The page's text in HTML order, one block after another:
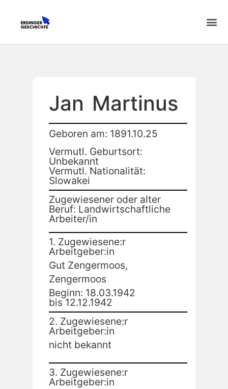
Jan Martinus
Geboren am: 1891.10.25
Vermutl. Geburtsort:
Unbekannt
Vermutl. Nationalität:
Slowakei
Zugewiesener oder alter
Beruf: Landwirtschaftliche
Arbeiter/in
1. Zugewiesene:r
Arbeitgeber:in
Gut Zengermoos,
Zengermoos
Beginn: 18.03.1942
bis 12.12.1942
2. Zugewiesene:r
Arbeitgeber:in
nicht bekannt
3. Zugewiesene:r
Arbeitgeber:in